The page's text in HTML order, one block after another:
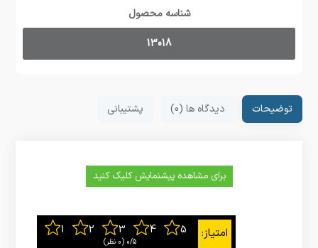
شناسه محصول
13018
توضیحات دیدگاه ها (0) پشتیبانی
برای مشاهده پیشنمایش کلیک کنید
0/5 ‫(0 نظر)